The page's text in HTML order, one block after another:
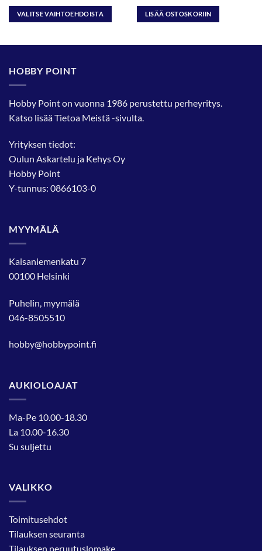
12,90 €
VALITSE VAIHTOEHDOISTA
muunnelma.
Voit
tehdä
valinnat
LISÄÄ OSTOSKORIIN
HOBBY POINT
Hobby Point on vuonna 1986 perustettu perheyritys.
Katso lisääTietoa Meistä-sivulta.
Yrityksen tiedot:
Oulun Askartelu ja Kehys Oy
Hobby Point
Y-tunnus: 0866103-0
MYYMÄLÄ
Kaisaniemenkatu 7
00100 Helsinki
Puhelin, myymälä
046-8505510
hobby@hobbypoint.fi
AUKIOLOAJAT
Ma-Pe 10.00-18.30
La 10.00-16.30
Su suljettu
VALIKKO
Toimitusehdot
Tilauksen seuranta
Tilauksen peruutuslomake